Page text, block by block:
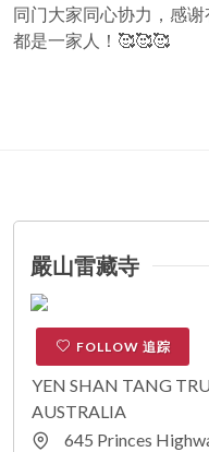
同门大家同心协力，感
都是一家人！🥰🥰🥰
嚴山雷藏寺
FOLLOW 追踪
YEN SHAN TANG
AUSTRALIA
645 Princes